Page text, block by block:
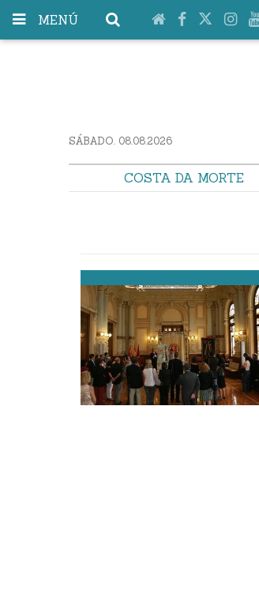
MENÚ
SÁBADO. 08.08.2026
COSTA DA MORTE